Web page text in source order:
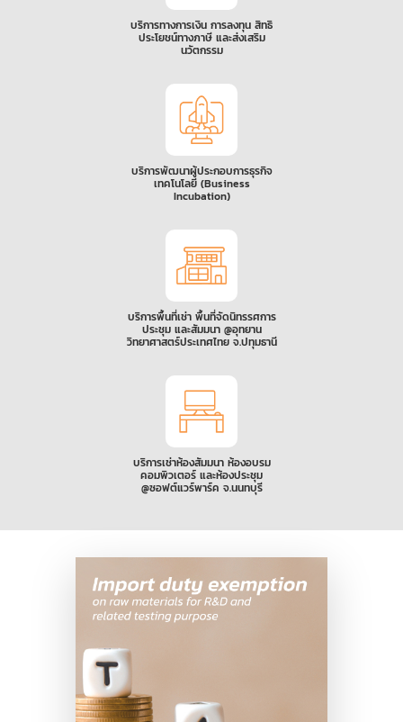
บริการทางการเงิน การลงทุน สิทธิ
ประโยชน์ทางภาษี และส่งเสริม
นวัตกรรม
บริการพัฒนาผู้ประกอบการธุรกิจ
เทคโนโลยี (Business
Incubation)
บริการพื้นที่เช่า พื้นที่จัดนิทรรศการ
ประชุม และสัมมนา @อุทยาน
วิทยาศาสตร์ประเทศไทย จ.ปทุมธานี
บริการเช่าห้องสัมมนา ห้องอบรม
คอมพิวเตอร์ และห้องประชุม
@ซอฟต์แวร์พาร์ค จ.นนทบุรี